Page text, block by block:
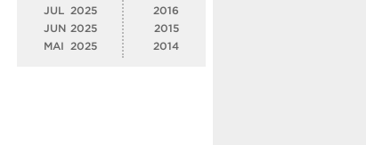
JUL
2025
JUN 2025
MAI
2025
2016
2015
2014